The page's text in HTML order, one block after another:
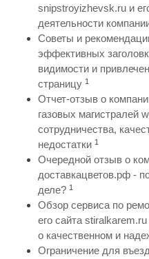
snipstroyizhevsk.ru и
деятельности
Советы и
эффективных
видимости и
страницу 1
Отчет-отзыв о
газовых магистралей
сотрудничества,
недостатки 1
Очередной отзыв о
доставкацветов.рф -
деле? 1
Обзор сервиса по
его сайта
о качественном и
Ограничение для